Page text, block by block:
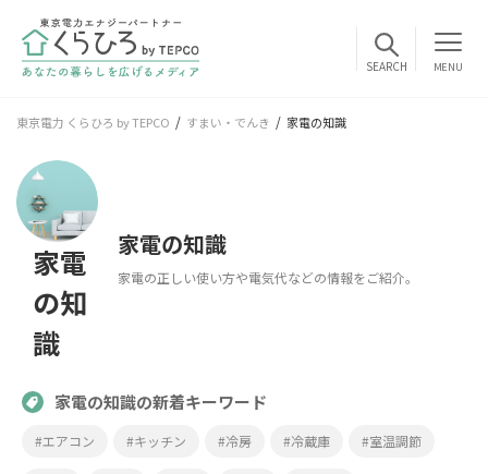
MENU
東京電力 くらひろ by TEPCO すまい・でんき 家電の知識
家電
の知
識
家電の知識
家電の正しい使い方や電気代などの情報をご紹介。
家電の知識の新着キーワード
#エアコン #キッチン #冷房 #冷蔵庫 #室温調節